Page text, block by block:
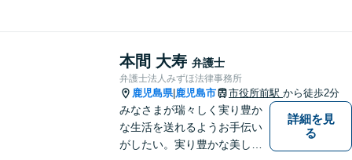
本間 大寿 弁護士
弁護士法人みずほ法律事務所
鹿児島県| 鹿児島市 市役所前駅 から徒歩2分
みなさまが瑞々しく実り豊か
な生活を送れるようお手伝い
がしたい。実り豊かな美しい
詳細を見
る